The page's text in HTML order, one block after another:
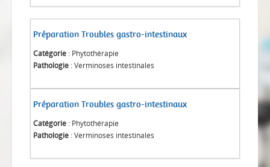
Préparation Troubles gastro-intestinaux
Catégorie : Phytothérapie
Pathologie : Verminoses intestinales
Préparation Troubles gastro-intestinaux
Catégorie : Phytothérapie
Pathologie : Verminoses intestinales